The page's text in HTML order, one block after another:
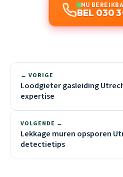
NU
BEL 030
← VORIGE
Loodgieter gasleiding
expertise
VOLGENDE →
Lekkage muren opsporen
detectietips